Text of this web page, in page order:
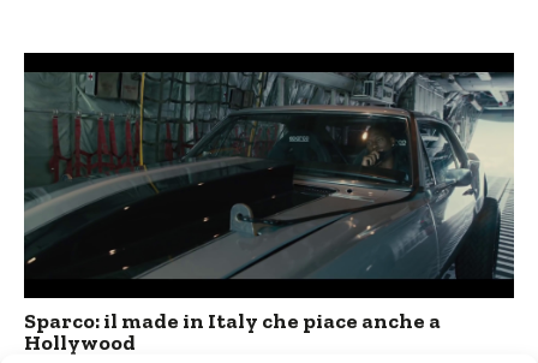
Sparco: il made in Italy che piace anche a
Hollywood